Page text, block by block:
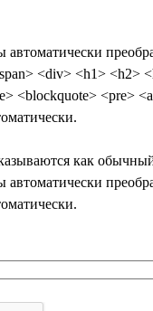
<h6> <img> <map> <area> <hr> <br>
<font> <del>
как